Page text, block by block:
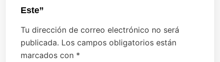
Este”
Tu dirección de correo electrónico no será
publicada. Los campos obligatorios están
marcados con *